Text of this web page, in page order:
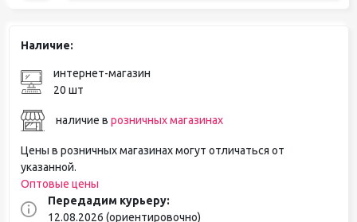
Наличие:
интернет-магазин
20 шт
наличие в розничных магазинах
Цены в розничных магазинах могут отличаться от
указанной.
Оптовые цены
Передадим курьеру:
12.08.2026 (ориентировочно)